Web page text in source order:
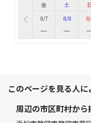
金
8/7
土
8/8
このページを見る人
周辺の市区町村から